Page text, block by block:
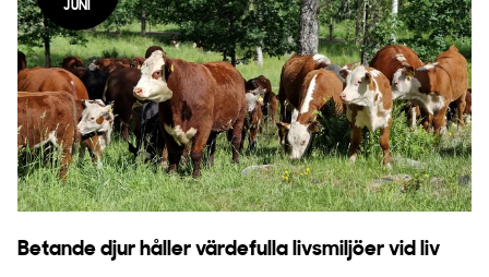
JUNI
Betande djur håller värdefulla livsmiljöer vid liv